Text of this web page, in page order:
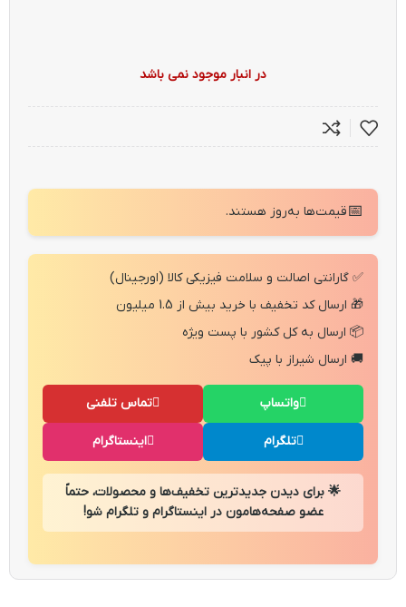
در انبار موجود نمی باشد
📅قیمت‌ها به‌روز هستند.
✅ گارانتی اصالت و سلامت فیزیکی کالا (اورجینال)
🎁 ارسال کد تخفیف با خرید بیش از 1.5 میلیون
📦 ارسال به کل کشور با پست ویژه
🚚 ارسال شیراز با پیک
تماس تلفنی واتساپ
اینستاگرام تلگرام
🌟 برای دیدن جدیدترین تخفیف‌ها و محصولات، حتماً
عضو صفحه‌هامون در اینستاگرام و تلگرام شو!